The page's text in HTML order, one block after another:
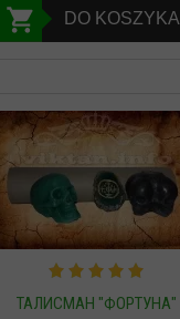
DO KOSZYKA
ТАЛИСМАН "ФОРТУНА"